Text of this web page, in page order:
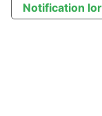
Notification